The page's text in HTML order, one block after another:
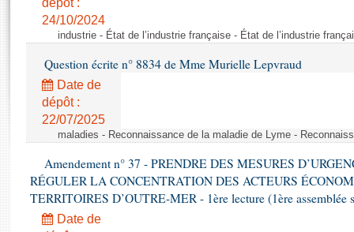
Amendements
Textes adoptés
Rapports d'information
Rapports d'enquête
Rapports législatifs
Dossiers législatifs
Budget et sécurité sociale
Juniors
Anciennes législatures
Liens vers les sites publics
dépôt :
24/10/2024
industrie - État de l’industrie française - État de l’industrie
Question écrite n° 8834 de Mme Murielle Lepvraud
Date de
dépôt :
22/07/2025
maladies - Reconnaissance de la maladie de Lyme -
Amendement n° 37 - PRENDRE DES MESURES
RÉGULER LA CONCENTRATION DES ACTEURS
TERRITOIRES D’OUTRE-MER - 1ère lecture (1ère assemblée
Date de